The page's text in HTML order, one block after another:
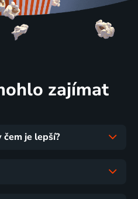
zajímat
čem je lepší?